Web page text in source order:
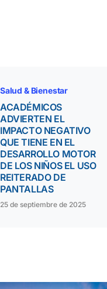
Salud & Bienestar
ACADÉMICOS
ADVIERTEN EL
IMPACTO NEGATIVO
QUE TIENE EN EL
DESARROLLO MOTOR
DE LOS NIÑOS EL USO
REITERADO DE
PANTALLAS
25 de septiembre de 2025